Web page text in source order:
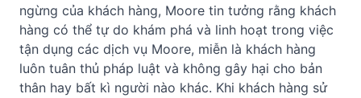
ngừng của khách hàng, Moore tin tưởng rằng khách
hàng có thể tự do khám phá và linh hoạt trong việc
tận dụng các dịch vụ Moore, miễn là khách hàng
luôn tuân thủ pháp luật và không gây hại cho bản
thân hay bất kì người nào khác. Khi khách hàng sử